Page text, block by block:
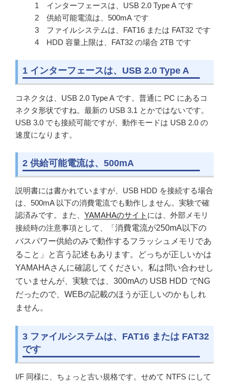
インターフェースは、USB 2.0 Type A です
供給可能電流は、500mA です
ファイルシステムは、FAT16 または FAT32 です
HDD 容量上限は、FAT32 の場合 2TB です
1 インターフェースは、USB 2.0 Type A
コネクタは、USB 2.0 Type A です。普通に PC にあるコ
ネクタ形状ですね。最新の USB 3.1 とかではないです。
USB 3.0 でも接続可能ですが、動作モードは USB 2.0 の
速度になります。
2 供給可能電流は、500mA
説明書には書かれていますが、USB HDD を接続する場合
は、500mA 以下の消費電流でも動作しません。実験で確
認済みです。また、 YAMAHAのサイト には、外部メモリ
接続時の注意事項として、「消費電流が250mA以下の
バスパワー供給のみで動作するフラッシュメモリであ
ること」と言う記述もあります。どっちが正しいかは
YAMAHAさんに確認してください。私は問い合わせし
ていませんが、実験では、300mAの USB HDD でNG
だったので、WEBの記載のほうが正しいのかもしれ
ません。
3 ファイルシステムは、FAT16 または FAT32
です
I/F 同様に、ちょっと古い規格です。せめて NTFS にして